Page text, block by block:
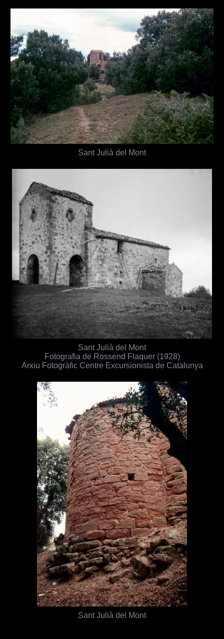
Sant Julià del Mont
Sant Julià del Mont
Fotografia de Rossend Flaquer (1928)
Arxiu Fotogràfic Centre Excursionista de Catalunya
Sant Julià del Mont